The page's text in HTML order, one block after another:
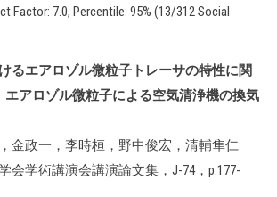
Factor: 7.0, Percentile: 95% (13/312 Social
るエアロゾル微粒子トレーサの特性に関
エアロゾル微粒子による空気清浄機の換気
金政一，李時桓，野中俊宏，清輔隼仁
会学術講演会講演論文集，J-74，p.177-